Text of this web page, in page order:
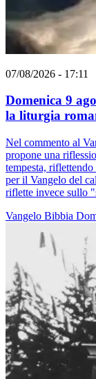
07/08/2026 - 17:11
Domenica 9
la liturgia
Nel commento al
propone una
tempesta,
per il Vangelo del
riflette invece sullo
Vangelo Bibbia